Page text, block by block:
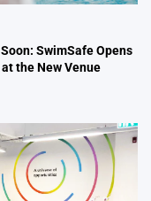
SwimSafe Opens
the New Venue